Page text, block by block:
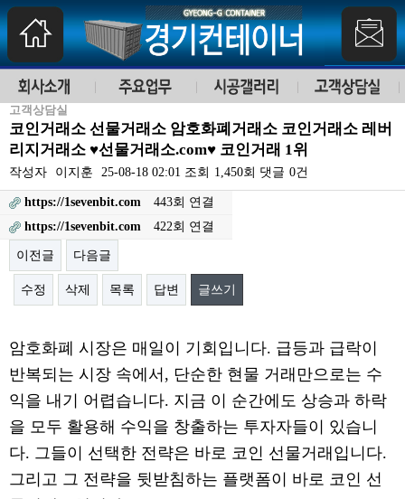
고객상담실
코인거래소 선물거래소 암호화폐거래소 코인거래소 레버
리지거래소 ♥선물거래소.com♥ 코인거래 1위
작성자 이지훈 25-08-18 02:01 조회 1,450회 댓글 0건
https://1sevenbit.com
443회 연결
https://1sevenbit.com
422회 연결
이전글 다음글
수정 삭제 목록 답변 글쓰기
암호화폐 시장은 매일이 기회입니다. 급등과 급락이
반복되는 시장 속에서, 단순한 현물 거래만으로는 수
익을 내기 어렵습니다. 지금 이 순간에도 상승과 하락
을 모두 활용해 수익을 창출하는 투자자들이 있습니
다. 그들이 선택한 전략은 바로 코인 선물거래입니다.
그리고 그 전략을 뒷받침하는 플랫폼이 바로 코인 선